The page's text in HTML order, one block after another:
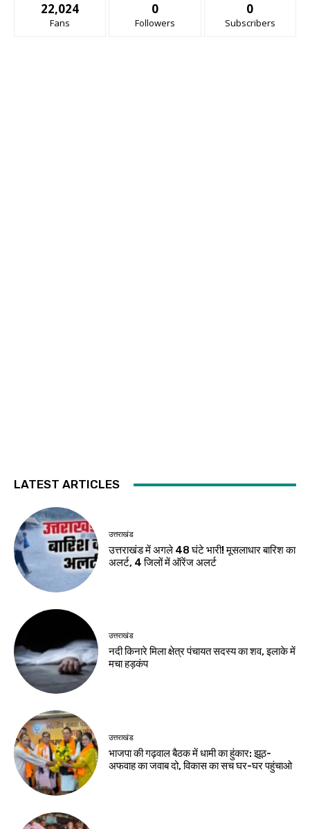
22,024
Fans
0
Followers
0
Subscribers
LATEST ARTICLES
उत्तराखंड
उत्तराखंड में अगले 48 घंटे भारी! मूसलाधार बारिश का
अलर्ट, 4 जिलों में ऑरेंज अलर्ट
उत्तराखंड
नदी किनारे मिला क्षेत्र पंचायत सदस्य का शव, इलाके में
मचा हड़कंप
उत्तराखंड
भाजपा की गढ़वाल बैठक में धामी का हुंकार: झूठ-
अफवाह का जवाब दो, विकास का सच घर-घर पहुंचाओ